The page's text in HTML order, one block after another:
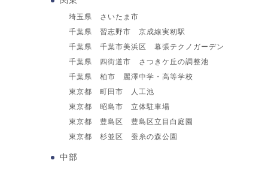
埼玉県 さいたま市
千葉県 習志野市 京成線実籾駅
千葉県 千葉市美浜区 幕張テクノガーデン
千葉県 四街道市 さつきケ丘の調整池
千葉県 柏市 麗澤中学・高等学校
東京都 町田市 人工池
東京都 昭島市 立体駐車場
東京都 豊島区 豊島区立目白庭園
東京都 杉並区 蚕糸の森公園
中部